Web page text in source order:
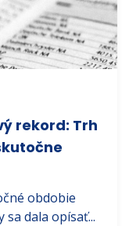
rekord: Trh
obdobie
dala opísať...